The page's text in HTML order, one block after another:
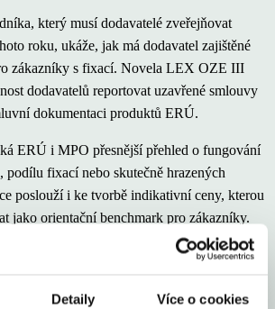
Detaily Více o cookies
který musí dodavatelé zveřejňovat
roku, ukáže, jak má dodavatel zajištěné
zákazníky s fixací. Novela LEX OZE III
dodavatelů reportovat uzavřené smlouvy
dokumentaci produktů ERÚ.
ERÚ i MPO přesnější přehled o fungování
podílu fixací nebo skutečně hrazených
poslouží i ke tvorbě indikativní ceny, kterou
jako orientační benchmark pro zákazníky.
elektřiny nebo plynu mohou
porovnávají jen omezenou nabídku